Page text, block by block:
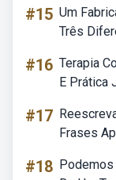
#15 Um
Três
#16 Terapia
E Prática
#17
Frases
#18 Podemos